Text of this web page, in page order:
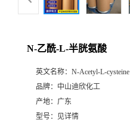
厅N-乙酰-L-半胱氨酸
英文名称： N-Acetyl-L-cysteine
品牌： 中山迪欣化工
产地： 广东
型号：
见详情